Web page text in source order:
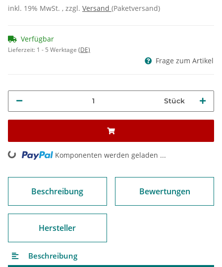
inkl. 19% MwSt. , zzgl. Versand (Paketversand)
Verfügbar
Lieferzeit: 1 - 5 Werktage (DE)
Frage zum Artikel
Stück
Loading... Komponenten werden geladen ...
Beschreibung Bewertungen
Hersteller
Beschreibung